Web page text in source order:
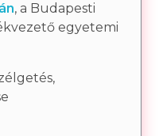
, a Budapesti
egyetemi